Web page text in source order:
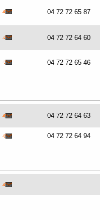
04 72 72 65 87
04 72 72 64 60
04 72 72 65 46
04 72 72 64 63
04 72 72 64 94